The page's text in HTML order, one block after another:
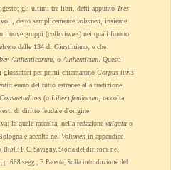
gli ultimi tre libri, detti appunto Tres
detto semplicemente volumen, insieme
i nove gruppi (collationes) nei quali furono
dalle 134 di Giustiniano, e che
Authenticorum, o Authenticum. Questi
per primi chiamarono Corpus iuris
erano del tutto estranee alla tradizione
Consuetudines (o Liber) feudorum, raccolta
di diritto feudale d'origine
la quale raccolta, nella redazione vulgata o
e accolta nel Volumen in appendice
( Bibl.:F. C. Savigny, Storia del dir. rom. nel
668 segg.; F. Patetta, Sulla introduzione del